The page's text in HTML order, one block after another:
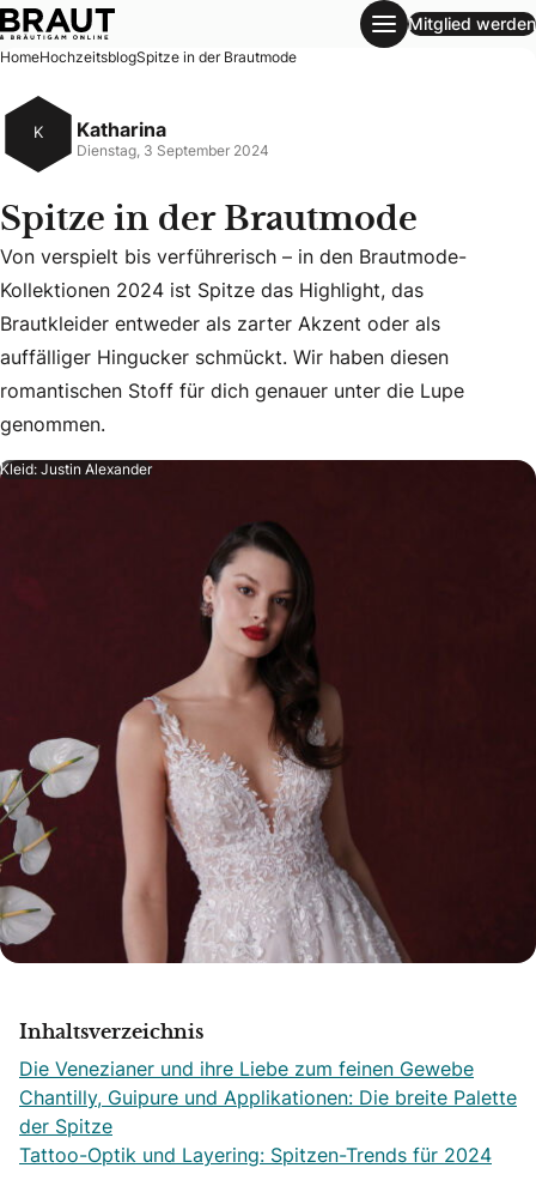
Spitze in der Brautmode
Mitglied werden
HomeHochzeitsblogSpitze in der Brautmode
K Katharina
Dienstag, 3 September 2024
Spitze in der Brautmode
Von verspielt bis verführerisch – in den Brautmode-
Von verspielt bis verführerisch – in den Brautmode-
Kollektionen 2024 ist Spitze das Highlight, das
Brautkleider entweder als zarter Akzent oder als
auffälliger Hingucker schmückt. Wir haben diesen
romantischen Stoff für dich genauer unter die Lupe
genommen.
Kleid: Justin Alexander
Inhaltsverzeichnis
Die Venezianer und ihre Liebe zum feinen Gewebe
Chantilly, Guipure und Applikationen: Die breite Palette
der Spitze
Tattoo-Optik und Layering: Spitzen-Trends für 2024